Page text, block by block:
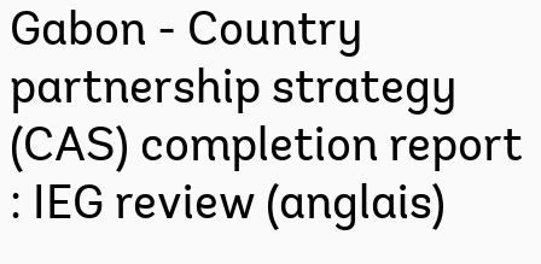
Gabon - Country
partnership strategy
(CAS) completion report
: IEG review (anglais)